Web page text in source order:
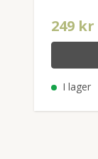
249 kr
I lager